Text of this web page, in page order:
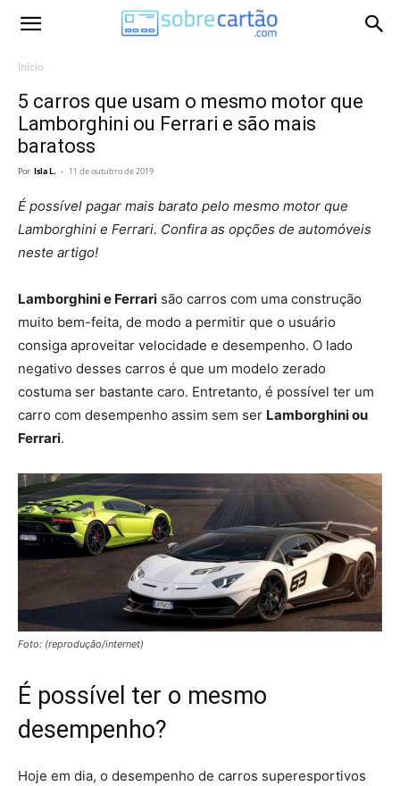
Início
5 carros que usam o mesmo motor que
Lamborghini ou Ferrari e são mais
baratoss
Por Isla L. - 11 de outubro de 2019
É possível pagar mais barato pelo mesmo motor que
Lamborghini e Ferrari. Confira as opções de automóveis
neste artigo!
Lamborghini e Ferrari são carros com uma construção
muito bem-feita, de modo a permitir que o usuário
consiga aproveitar velocidade e desempenho. O lado
negativo desses carros é que um modelo zerado
costuma ser bastante caro. Entretanto, é possível ter um
carro com desempenho assim sem ser Lamborghini ou
Ferrari.
Foto: (reprodução/internet)
É possível ter o mesmo
desempenho?
Hoje em dia, o desempenho de carros superesportivos